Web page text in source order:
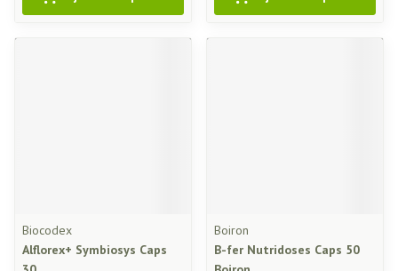
Biocodex
Alflorex+ Symbiosys Caps
Boiron
B-fer Nutridoses Caps 50